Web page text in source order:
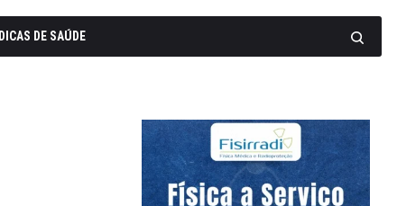
DICAS DE SAÚDE